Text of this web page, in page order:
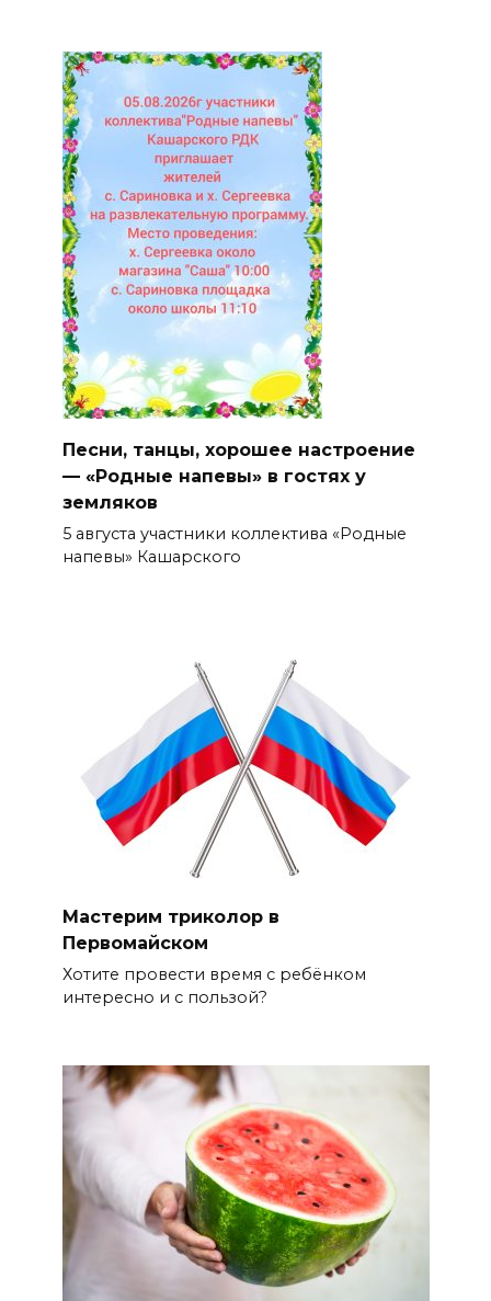
Песни, танцы, хорошее настроение
— «Родные напевы» в гостях у
земляков
5 августа участники коллектива «Родные
напевы» Кашарского
Мастерим триколор в
Первомайском
Хотите провести время с ребёнком
интересно и с пользой?